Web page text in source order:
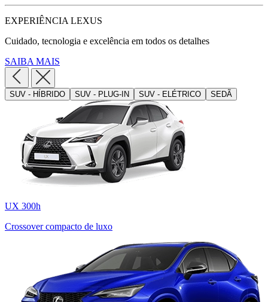
EXPERIÊNCIA LEXUS
Cuidado, tecnologia e excelência em todos os detalhes
SAIBA MAIS
SUV - HÍBRIDO SUV - PLUG-IN SUV - ELÉTRICO SEDÃ
UX 300h
Crossover compacto de luxo